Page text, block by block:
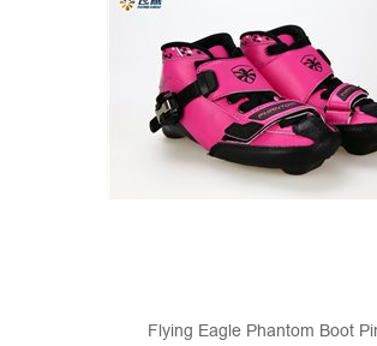
Flying Eagle Phantom Boot